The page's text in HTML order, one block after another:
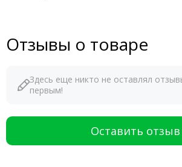
Отзывы о товаре
Здесь еще никто не оставлял
первым!
Оставить отзыв